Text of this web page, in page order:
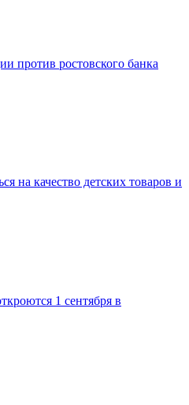
против ростовского банка
на качество детских товаров и
1 сентября в